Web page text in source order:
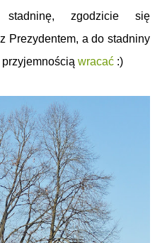
stadninę, zgodzicie się
Prezydentem, a do stadniny
wracać :)